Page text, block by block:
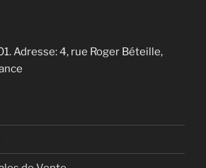
Adresse: 4, rue Roger Béteille,